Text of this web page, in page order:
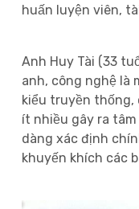
huấn luyện viên,
Anh Huy Tài (33
anh, công nghệ là
kiểu truyền thống,
ít nhiều gây ra
dàng xác định
khuyến khích các